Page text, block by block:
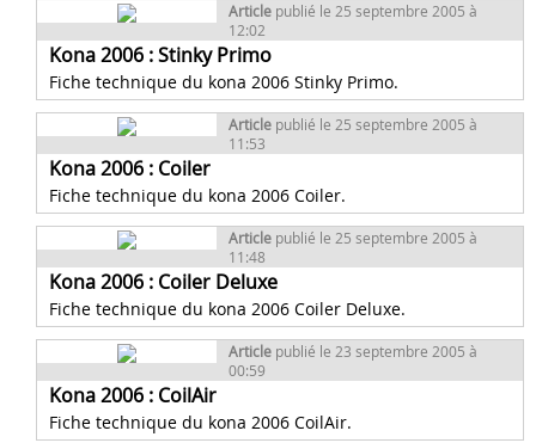
Article publié le 25 septembre 2005 à
12:02
Kona 2006 : Stinky Primo
Fiche technique du kona 2006 Stinky Primo.
Article publié le 25 septembre 2005 à
11:53
Kona 2006 : Coiler
Fiche technique du kona 2006 Coiler.
Article publié le 25 septembre 2005 à
11:48
Kona 2006 : Coiler Deluxe
Fiche technique du kona 2006 Coiler Deluxe.
Article publié le 23 septembre 2005 à
00:59
Kona 2006 : CoilAir
Fiche technique du kona 2006 CoilAir.